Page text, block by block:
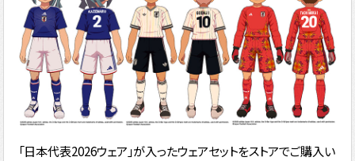
「日本代表2026ウェア」が入ったウェアセットをストアでご購入い